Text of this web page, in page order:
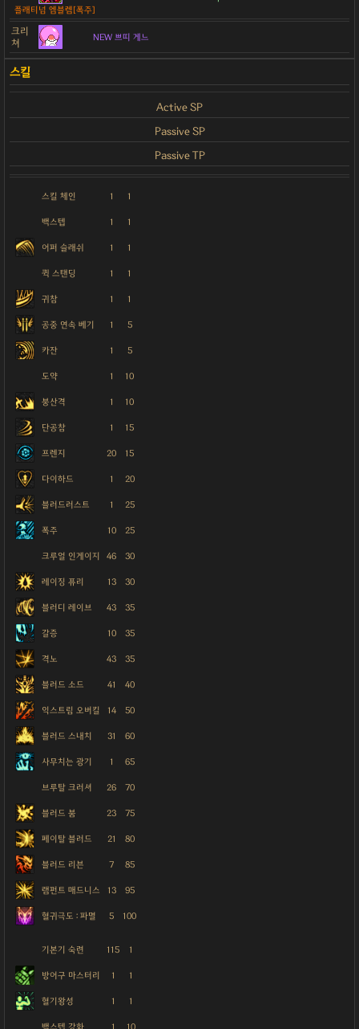
플래티넘 엠블렘[폭주]
크리
쳐
NEW 쁘띠 게느
Active SP
Passive SP
Passive TP
스킬 체인 1 1
백스텝 1 1
어퍼 슬래쉬 1 1
퀵 스탠딩 1 1
귀참 1 1
공중 연속 베기 1 5
카잔 1 5
도약 1 10
붕산격 1 10
단공참 1 15
프렌지 20 15
다이하드 1 20
블러드러스트 1 25
폭주 10 25
크루얼 인게이지 46 30
레이징 퓨리 13 30
블러디 레이브 43 35
갈증 10 35
격노 43 35
블러드 소드 41 40
익스트림 오버킬 14 50
블러드 스내치 31 60
사무치는 광기 1 65
브루탈 크러셔 26 70
블러드 붐 23 75
페이탈 블러드 21 80
블러드 리븐 7 85
램펀트 매드니스 13 95
혈귀극도 : 파멸 5 100
기본기 숙련 115 1
방어구 마스터리 1 1
혈기왕성 1 1
백스텝 강화 1 10